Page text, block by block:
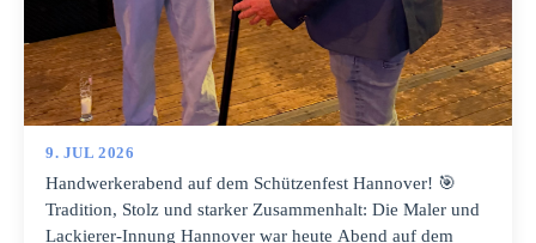
9. JUL 2026
Handwerkerabend auf dem Schützenfest Hannover! 🎯
Tradition, Stolz und starker Zusammenhalt: Die Maler und
Lackierer-Innung Hannover war heute Abend auf dem